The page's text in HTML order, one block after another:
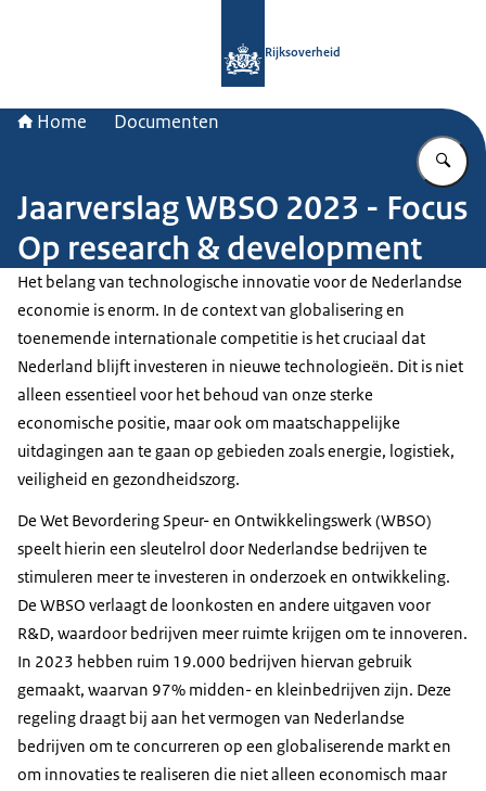
Rijksoverheid
Home Documenten
Jaarverslag WBSO 2023 - Focus
Op research & development
Het belang van technologische innovatie voor de Nederlandse
economie is enorm. In de context van globalisering en
toenemende internationale competitie is het cruciaal dat
Nederland blijft investeren in nieuwe technologieën. Dit is niet
alleen essentieel voor het behoud van onze sterke
economische positie, maar ook om maatschappelijke
uitdagingen aan te gaan op gebieden zoals energie, logistiek,
veiligheid en gezondheidszorg.
De Wet Bevordering Speur- en Ontwikkelingswerk (WBSO)
speelt hierin een sleutelrol door Nederlandse bedrijven te
stimuleren meer te investeren in onderzoek en ontwikkeling.
De WBSO verlaagt de loonkosten en andere uitgaven voor
R&D, waardoor bedrijven meer ruimte krijgen om te innoveren.
In 2023 hebben ruim 19.000 bedrijven hiervan gebruik
gemaakt, waarvan 97% midden- en kleinbedrijven zijn. Deze
regeling draagt bij aan het vermogen van Nederlandse
bedrijven om te concurreren op een globaliserende markt en
om innovaties te realiseren die niet alleen economisch maar